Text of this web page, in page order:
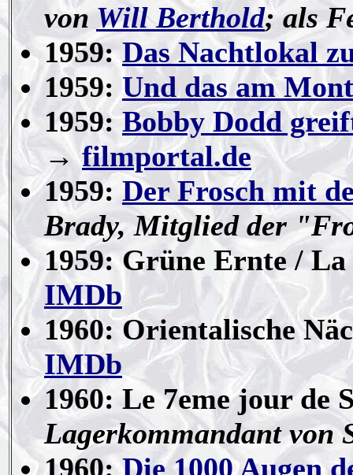
von Will Berthold; als
1959:Das Nachtlokal
1959: Und das am
1959:Bobby Dodd
→filmportal.de
1959: Der Frosch mit
Brady, Mitglied der
1959: Grüne Ernte /
IMDb
1960: Orientalische
IMDb
1960: Le 7eme jour de
Lagerkommandant von
1960:Die 1000 Augen